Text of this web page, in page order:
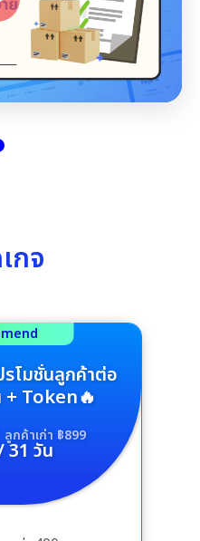
กจ
โมชั่นลูกค้าต่อ
+ Token🔥
ลูกค้าเก่า ฿899
31 วัน